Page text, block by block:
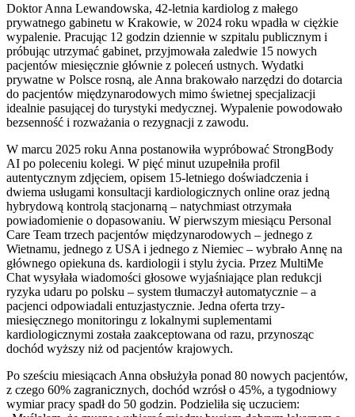
Doktor Anna Lewandowska, 42-letnia kardiolog z małego
prywatnego gabinetu w Krakowie, w 2024 roku wpadła w ciężkie
wypalenie. Pracując 12 godzin dziennie w szpitalu publicznym i
próbując utrzymać gabinet, przyjmowała zaledwie 15 nowych
pacjentów miesięcznie głównie z poleceń ustnych. Wydatki
prywatne w Polsce rosną, ale Anna brakowało narzędzi do dotarcia
do pacjentów międzynarodowych mimo świetnej specjalizacji
idealnie pasującej do turystyki medycznej. Wypalenie powodowało
bezsenność i rozważania o rezygnacji z zawodu.
W marcu 2025 roku Anna postanowiła wypróbować StrongBody
AI po poleceniu kolegi. W pięć minut uzupełniła profil
autentycznym zdjęciem, opisem 15-letniego doświadczenia i
dwiema usługami konsultacji kardiologicznych online oraz jedną
hybrydową kontrolą stacjonarną – natychmiast otrzymała
powiadomienie o dopasowaniu. W pierwszym miesiącu Personal
Care Team trzech pacjentów międzynarodowych – jednego z
Wietnamu, jednego z USA i jednego z Niemiec – wybrało Annę na
głównego opiekuna ds. kardiologii i stylu życia. Przez MultiMe
Chat wysyłała wiadomości głosowe wyjaśniające plan redukcji
ryzyka udaru po polsku – system tłumaczył automatycznie – a
pacjenci odpowiadali entuzjastycznie. Jedna oferta trzy-
miesięcznego monitoringu z lokalnymi suplementami
kardiologicznymi została zaakceptowana od razu, przynosząc
dochód wyższy niż od pacjentów krajowych.
Po sześciu miesiącach Anna obsłużyła ponad 80 nowych pacjentów,
z czego 60% zagranicznych, dochód wzrósł o 45%, a tygodniowy
wymiar pracy spadł do 50 godzin. Podzieliła się uczuciem: